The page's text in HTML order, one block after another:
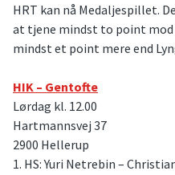
HRT kan nå Medaljespillet.
at tjene mindst to point mod
mindst et point mere end
HIK – Gentofte
Lørdag kl. 12.00
Hartmannsvej 37
2900 Hellerup
1. HS: Yuri Netrebin –